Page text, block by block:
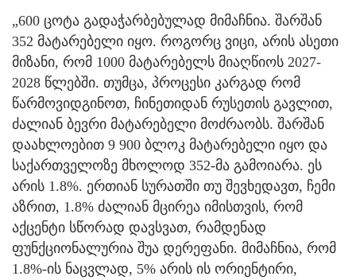
„600 ცოტა გადაჭარბებულად მიმაჩნია. შარშან
352 მატარებელი იყო. როგორც ვიცი, არის ასეთი
მიზანი, რომ 1000 მატარებელს მიაღწიოს 2027-
2028 წლებში. თუმცა, პროცესი კარგად რომ
წარმოვიდგინოთ, ჩინეთიდან რუსეთის გავლით,
ძალიან ბევრი მატარებელი მოძრაობს. შარშან
დაახლოებით 9 900 ბლოკ მატარებელი იყო და
საქართველოზე მხოლოდ 352-მა გამოიარა. ეს
არის 1.8%. ერთიან სურათში თუ შევხედავთ, ჩემი
აზრით, 1.8% ძალიან მცირეა იმისთვის, რომ
აქცენტი სწორად დავსვათ, რამდენად
ფუნქციონალურია შუა დერეფანი. მიმაჩნია, რომ
1.8%-ის ნაცვლად, 5% არის ის ორიენტირი,